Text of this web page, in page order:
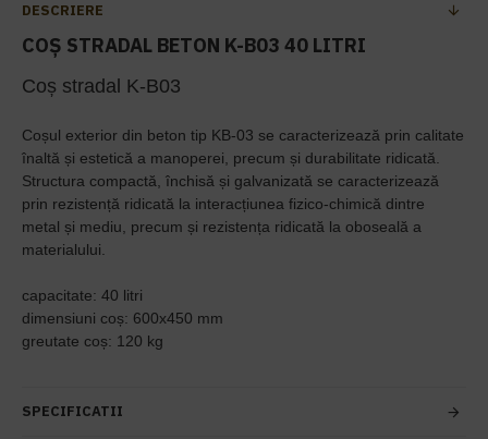
DESCRIERE
COȘ STRADAL BETON K-B03 40 LITRI
Coș stradal K-B03
Coșul exterior din beton tip KB-03 se caracterizează prin calitate
înaltă și estetică a manoperei, precum și durabilitate ridicată.
Structura compactă, închisă și galvanizată se caracterizează
prin rezistență ridicată la interacțiunea fizico-chimică dintre
metal și mediu, precum și rezistența ridicată la oboseală a
materialului.
capacitate: 40 litri
dimensiuni coș: 600x450 mm
greutate coș: 120 kg
SPECIFICATII